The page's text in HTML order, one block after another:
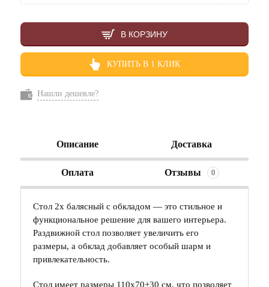
В КОРЗИНУ
КУПИТЬ В 1 КЛИК
Нашли дешевле?
Описание Доставка
Оплата Отзывы 0
Стол 2х балясный с обкладом — это стильное и
функциональное решение для вашего интерьера.
Раздвижной стол позволяет увеличить его
размеры, а обклад добавляет особый шарм и
привлекательность.
Стол имеет размеры 110х70+30 см, что позволяет